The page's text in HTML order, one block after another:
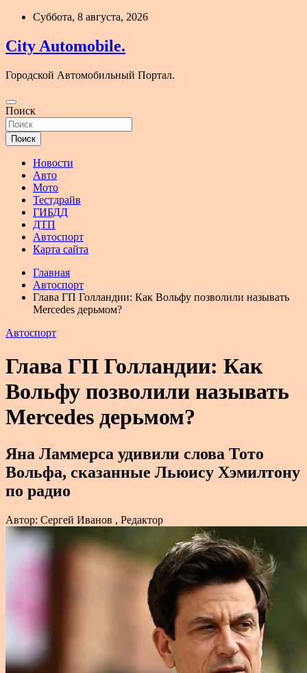
Перейти
содержимому
Суббота, 8 августа, 2026
City Automobile.
Городской Автомобильный Портал.
Поиск
Поиск
Новости
Авто
Мото
Тестдрайв
ГИБДД
ДТП
Автоспорт
Карта сайта
Главная
Автоспорт
Глава ГП Голландии: Как Вольфу позволили называть
Mercedes дерьмом?
Автоспорт
Глава ГП Голландии: Как
Вольфу позволили называть
Mercedes дерьмом?
Яна Ламмерса удивили слова Тото
Вольфа, сказанные Льюису Хэмилтону
по радио
Автор: Сергей Иванов , Редактор